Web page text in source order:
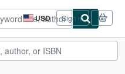
USD
Site
shopping
preferences
Sign in